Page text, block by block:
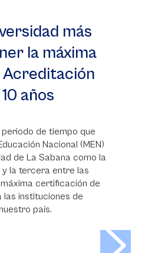
más
la máxima
Acreditación
años
de tiempo que
Nacional (MEN)
de La Sabana como la
y la tercera entre las
certificación de
las instituciones de
país.